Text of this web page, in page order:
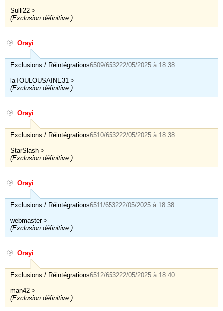
Sulli22 >
(Exclusion définitive.)
Orayi
Exclusions / Réintégrations6509/653222/05/2025 à 18:38
laTOULOUSAINE31 >
(Exclusion définitive.)
Orayi
Exclusions / Réintégrations6510/653222/05/2025 à 18:38
StarSlash >
(Exclusion définitive.)
Orayi
Exclusions / Réintégrations6511/653222/05/2025 à 18:38
webmaster >
(Exclusion définitive.)
Orayi
Exclusions / Réintégrations6512/653222/05/2025 à 18:40
man42 >
(Exclusion définitive.)